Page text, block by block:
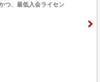
つ、最低入会ライセン